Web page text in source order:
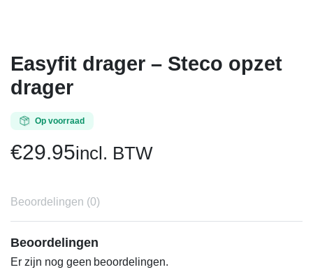
Easyfit drager – Steco opzet
drager
Op voorraad
€29.95incl. BTW
Beoordelingen (0)
Beoordelingen
Er zijn nog geen beoordelingen.